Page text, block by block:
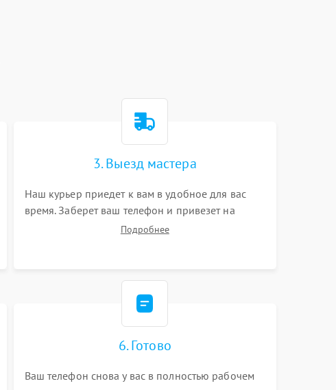
3. Выезд мастера
Наш курьер приедет к вам в удобное для вас
время. Заберет ваш телефон и привезет на
склад для диагностики.Подробнее
6. Готово
Ваш телефон снова у вас в полностью рабочем